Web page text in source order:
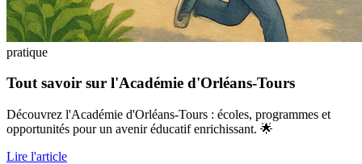
pratique
Tout savoir sur l'Académie d'Orléans-Tours
Découvrez l'Académie d'Orléans-Tours : écoles, programmes et
opportunités pour un avenir éducatif enrichissant. 🌟
Lire l'article